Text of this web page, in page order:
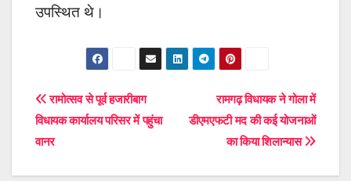
उपस्थित थे।
Post
navigation
रामगढ़ विधायक ने गोला में
डीएमएफटी मद की कई योजनाओं
का किया शिलान्यास
रामोत्सव से पूर्व हजारीबाग
विधायक कार्यालय परिसर में पहुंचा
वानर